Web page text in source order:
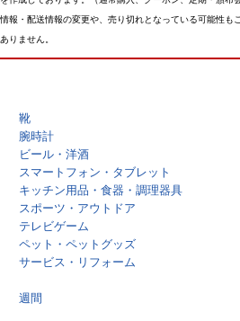
・配送情報の変更や、売り切れとなっている可能性も
りません。
靴
腕時計
ビール・洋酒
スマートフォン・タブレット
キッチン用品・食器・調理器具
スポーツ・アウトドア
テレビゲーム
ペット・ペットグッズ
サービス・リフォーム
週間